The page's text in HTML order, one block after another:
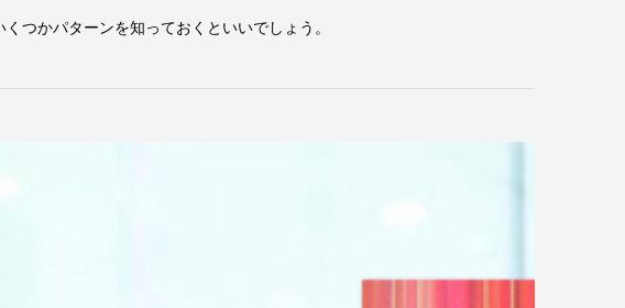
つかパターンを知っておくといいでしょう。